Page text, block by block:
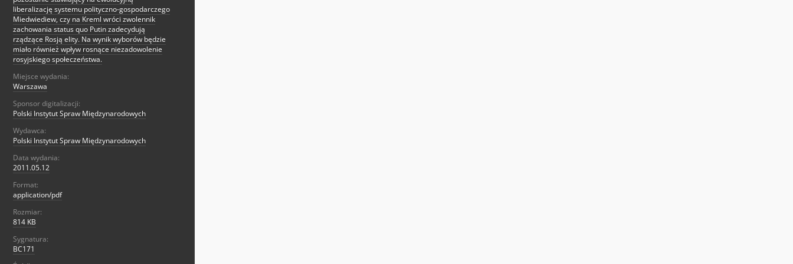
liberalizację systemu polityczno-gospodarczego
Miedwiediew, czy na Kreml wróci zwolennik
zachowania status quo Putin zadecydują
rządzące Rosją elity. Na wynik wyborów będzie
miało również wpływ rosnące niezadowolenie
rosyjskiego społeczeństwa.
Miejsce wydania:
Warszawa
Sponsor digitalizacji:
Polski Instytut Spraw Międzynarodowych
Wydawca:
Polski Instytut Spraw Międzynarodowych
Data wydania:
2011.05.12
Format:
application/pdf
Rozmiar:
814 KB
Sygnatura:
BC171